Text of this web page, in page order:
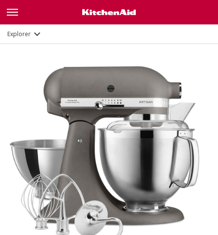
ExplorerDescription